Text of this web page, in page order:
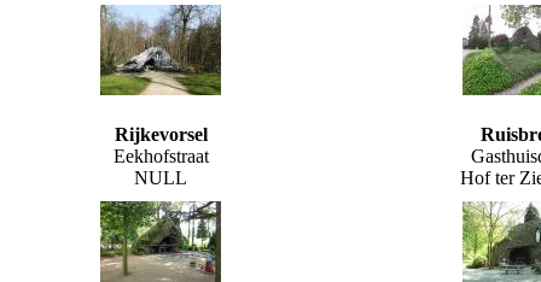
Rijkevorsel
Eekhofstraat
NULL
Hof ter